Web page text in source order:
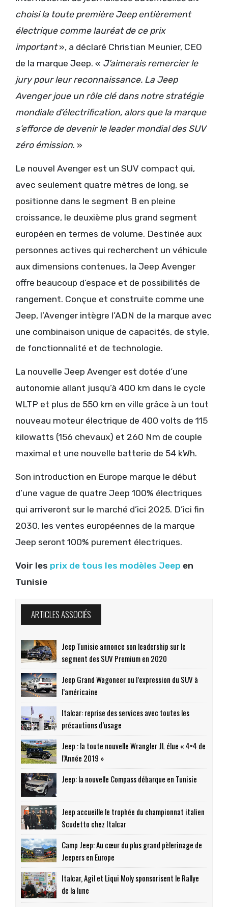
choisi la toute première Jeep entièrement
électrique comme lauréat de ce prix
important», a déclaré Christian Meunier, CEO
de la marque Jeep. « J’aimerais remercier le
jury pour leur reconnaissance. La Jeep
Avenger joue un rôle clé dans notre stratégie
mondiale d’électrification, alors que la marque
s’efforce de devenir le leader mondial des SUV
zéro émission. »
Le nouvel Avenger est un SUV compact qui,
avec seulement quatre mètres de long, se
positionne dans le segment B en pleine
croissance, le deuxième plus grand segment
européen en termes de volume. Destinée aux
personnes actives qui recherchent un véhicule
aux dimensions contenues, la Jeep Avenger
offre beaucoup d’espace et de possibilités de
rangement. Conçue et construite comme une
Jeep, l’Avenger intègre l’ADN de la marque avec
une combinaison unique de capacités, de style,
de fonctionnalité et de technologie.
La nouvelle Jeep Avenger est dotée d’une
autonomie allant jusqu’à 400 km dans le cycle
WLTP et plus de 550 km en ville grâce à un tout
nouveau moteur électrique de 400 volts de 115
kilowatts (156 chevaux) et 260 Nm de couple
maximal et une nouvelle batterie de 54 kWh.
Son introduction en Europe marque le début
d’une vague de quatre Jeep 100% électriques
qui arriveront sur le marché d’ici 2025. D’ici fin
2030, les ventes européennes de la marque
Jeep seront 100% purement électriques.
Voir les prix de tous les modèles Jeep en
Tunisie
ARTICLES ASSOCIÉS
Jeep Tunisie annonce son leadership sur le
segment des SUV Premium en 2020
Jeep Grand Wagoneer ou l’expression du SUV à
l’américaine
Italcar: reprise des services avec toutes les
précautions d’usage
Jeep : la toute nouvelle Wrangler JL élue « 4×4 de
l’Année 2019 »
Jeep: la nouvelle Compass débarque en Tunisie
Jeep accueille le trophée du championnat italien
Scudetto chez Italcar
Camp Jeep: Au cœur du plus grand pèlerinage de
Jeepers en Europe
Italcar, Agil et Liqui Moly sponsorisent le Rallye
de la lune